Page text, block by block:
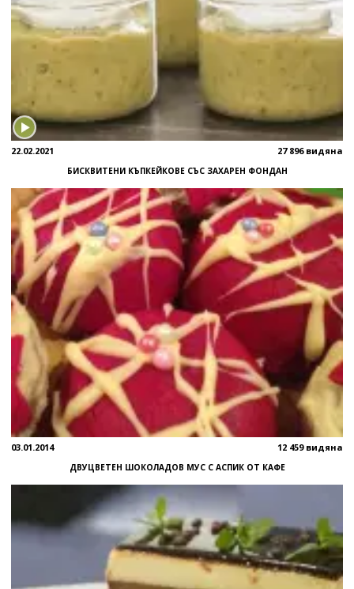
22.02.2021 27 896 видяна
БИСКВИТЕНИ КЪПКЕЙКОВЕ СЪС ЗАХАРЕН ФОНДАН
03.01.2014 12 459 видяна
ДВУЦВЕТЕН ШОКОЛАДОВ МУС С АСПИК ОТ КАФЕ